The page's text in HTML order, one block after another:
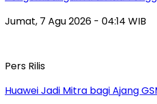
Jumat, 7 Agu 2026 - 04:14 WIB
Pers Rilis
Huawei Jadi Mitra bagi Ajang